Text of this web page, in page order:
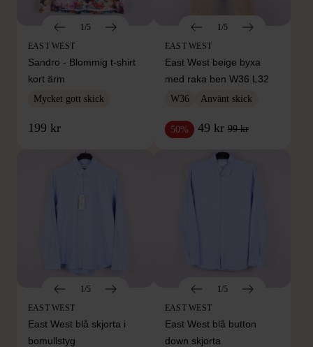
1/5
EAST WEST
Sandro - Blommig t-shirt
kort ärm
Mycket gott skick
199 kr
1/5
EAST WEST
East West beige byxa
med raka ben W36 L32
W36 Använt skick
50% 49 kr 99 kr
1/5
EAST WEST
East West blå skjorta i
bomullstyg
1/5
EAST WEST
East West blå button
down skjorta